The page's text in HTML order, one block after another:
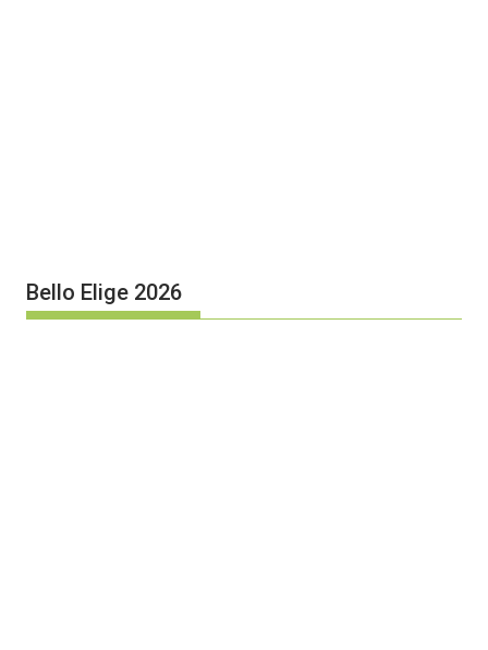
Bello Elige 2026